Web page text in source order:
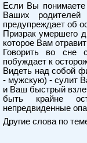
Если Вы
Ваших
предупреждает об
Призрак умершего
которое Вам
Говорить во сне
побуждает к
Видеть над собой
- мужскую) - сулит
и Ваш быстрый
быть крайне
непредвиденные
Другие слова по